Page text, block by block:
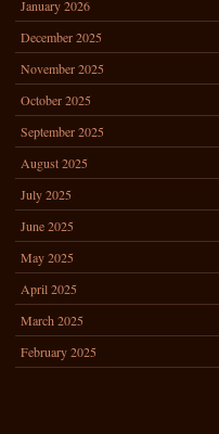
January 2026
December 2025
November 2025
October 2025
September 2025
August 2025
July 2025
June 2025
May 2025
April 2025
March 2025
February 2025